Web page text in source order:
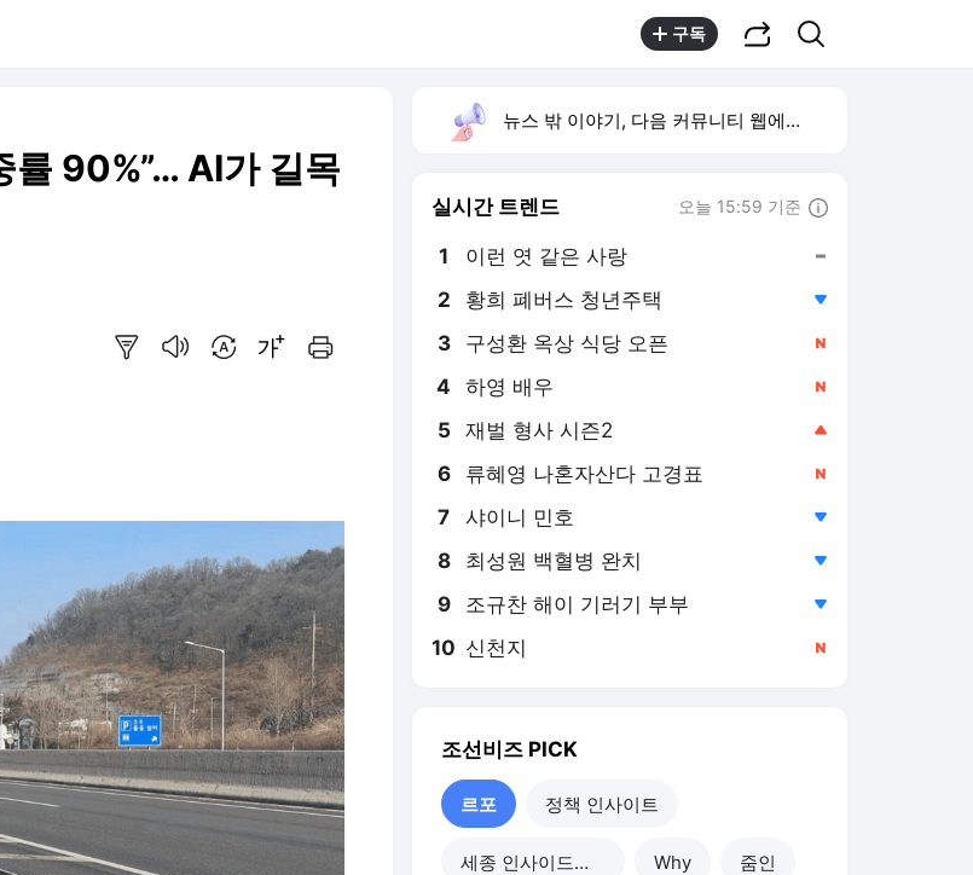
구독
률 90%”… AI가 길목
뉴스 밖 이야기, 다음 커뮤니티 웹에서 보기
실시간 트렌드 오늘 15:59 기준
1 이런 엿 같은 사랑
2 황희 폐버스 청년주택
4 하영 배우
5 재벌 형사 시즌2
6 류혜영 나혼자산다 고경표
7 샤이니 민호
8 최성원 백혈병 완치
9 조규찬 해이 기러기 부부
10 신천지
조선비즈 PICK
르포 정책 인사이트
세종 인사이드아웃 Why 줌인